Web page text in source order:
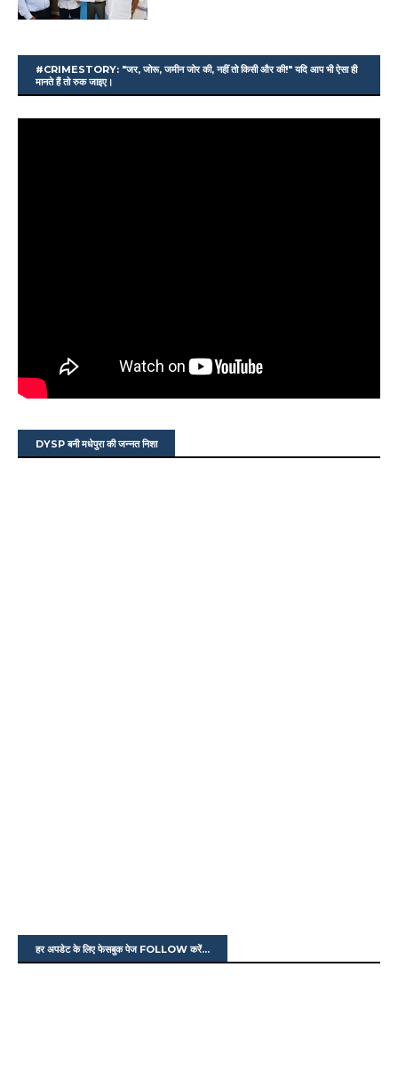
#CRIMESTORY: "जर, जोरू, जमीन जोर की, नहीं तो किसी और की!" यदि आप भी ऐसा ही
मानते हैं तो रुक जाइए।
DYSP बनी मधेपुरा की जन्नत निशा
हर अपडेट के लिए फेसबुक पेज FOLLOW करें...